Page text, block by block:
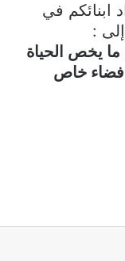
اعداد ابنائكم في
:
يخص الحياة
فضاء خاص